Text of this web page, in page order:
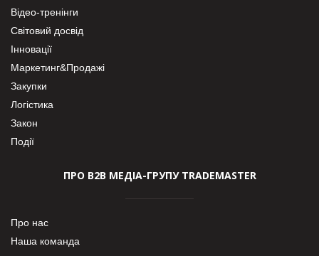
Відео-тренінги
Світовий досвід
Інновації
Маркетинг&Продажі
Закупки
Логістика
Закон
Події
ПРО В2В МЕДІА-ГРУПУ TRADEMASTER
Про нас
Наша команда